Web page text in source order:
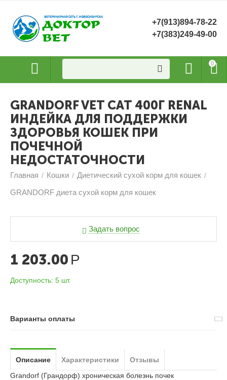
+7(913)894-78-22
+7(383)249-49-00
0
GRANDORF VET CAT 400Г RENAL
ИНДЕЙКА ДЛЯ ПОДДЕРЖКИ
ЗДОРОВЬЯ КОШЕК ПРИ
ПОЧЕЧНОЙ
НЕДОСТАТОЧНОСТИ
Главная / Кошки / Диетический сухой корм для кошек /
GRANDORF диета сухой корм для кошек
Задать вопрос
1 203.00 Р
Доступность: 5 шт.
Варианты оплаты
Описание Характеристики
Отзывы
Grandorf (Грандорф) хроническая болезнь почек